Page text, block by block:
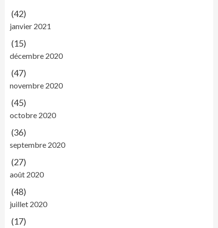
(42)
janvier 2021
(15)
décembre 2020
(47)
novembre 2020
(45)
octobre 2020
(36)
septembre 2020
(27)
août 2020
(48)
juillet 2020
(17)